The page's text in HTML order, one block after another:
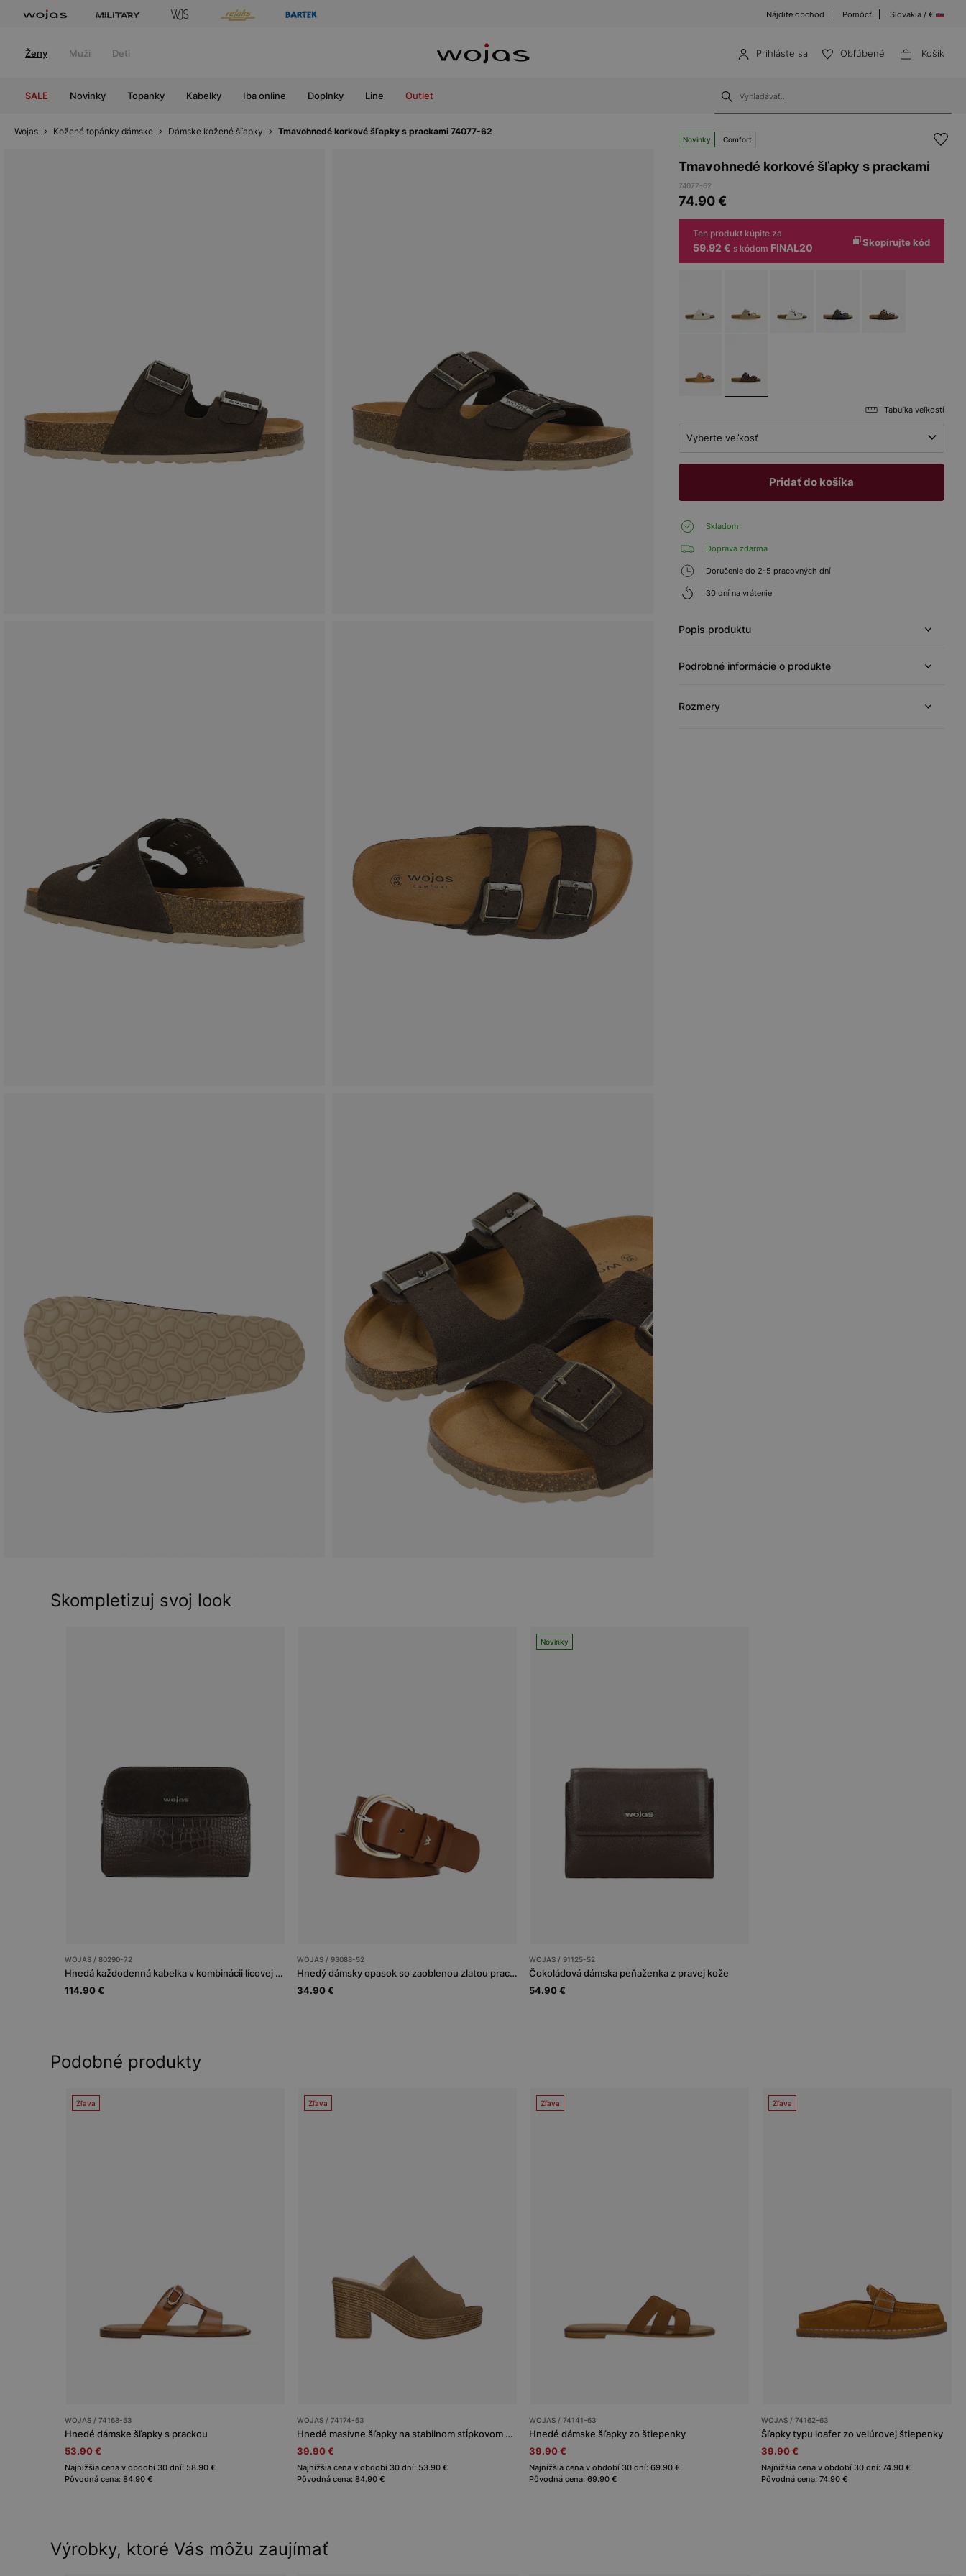
Nájdite obchod Pomôcť Slovakia / €
Ženy Muži Deti Prihláste sa Obľúbené Košík
SALE Novinky Topanky Kabelky Iba online Doplnky Line Outlet
Wojas Kožené topánky dámske Dámske kožené šľapky Tmavohnedé korkové šľapky s prackami 74077-62
Novinky Comfort
Tmavohnedé korkové šľapky s prackami
74077-62
74.90€
Ten produkt kúpite za
59.92 € s kódom FINAL20 Skopírujte kód
Tabuľka veľkostí
Vyberte veľkosť
Pridať do košíka
Skladom
Doprava zdarma
Doručenie do 2-5 pracovných dní
30 dní na vrátenie
Popis produktu
Podrobné informácie o produkte
Rozmery
Skompletizuj svoj look
WOJAS / 80290-72
Hnedá každodenná kabelka v kombinácii lícovej a velúrovej kože
114.90 €
WOJAS / 93088-52
Hnedý dámsky opasok so zaoblenou zlatou prackou
34.90 €
Novinky
WOJAS / 91125-52
Čokoládová dámska peňaženka z pravej kože
54.90 €
Podobné produkty
Zľava
WOJAS / 74168-53
Hnedé dámske šľapky s prackou
53.90 €
Najnižšia cena v období 30 dní: 58.90 €
Pôvodná cena: 84.90 €
Zľava
WOJAS / 74174-63
Hnedé masívne šľapky na stabilnom stĺpkovom podpätku
39.90 €
Najnižšia cena v období 30 dní: 53.90 €
Pôvodná cena: 84.90 €
Zľava
WOJAS / 74141-63
Hnedé dámske šľapky zo štiepenky
39.90 €
Najnižšia cena v období 30 dní: 69.90 €
Pôvodná cena: 69.90 €
Zľava
WOJAS / 74162-63
Šľapky typu loafer zo velúrovej štiepenky
39.90 €
Najnižšia cena v období 30 dní: 74.90 €
Pôvodná cena: 74.90 €
Výrobky, ktoré Vás môžu zaujímať